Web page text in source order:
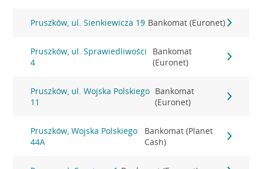
Pruszków, ul. Sienkiewicza 19 Bankomat (Euronet)
Pruszków, ul. Sprawiedliwości
4
Bankomat
(Euronet)
Pruszków, ul. Wojska Polskiego
11
Bankomat
(Euronet)
Pruszków, Wojska Polskiego
44A
Bankomat (Planet
Cash)